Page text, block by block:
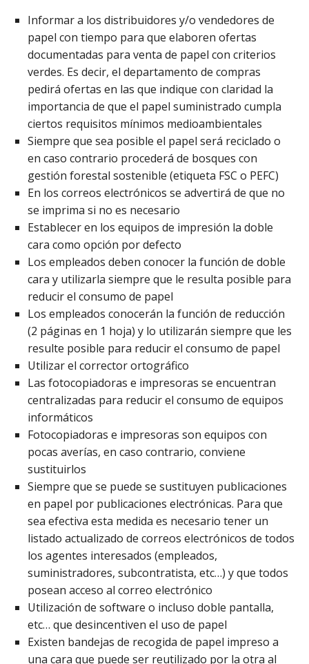
Informar a los distribuidores y/o vendedores de
papel con tiempo para que elaboren ofertas
documentadas para venta de papel con criterios
verdes. Es decir, el departamento de compras
pedirá ofertas en las que indique con claridad la
importancia de que el papel suministrado cumpla
ciertos requisitos mínimos medioambientales
Siempre que sea posible el papel será reciclado o
en caso contrario procederá de bosques con
gestión forestal sostenible (etiqueta FSC o PEFC)
En los correos electrónicos se advertirá de que no
se imprima si no es necesario
Establecer en los equipos de impresión la doble
cara como opción por defecto
Los empleados deben conocer la función de doble
cara y utilizarla siempre que le resulta posible para
reducir el consumo de papel
Los empleados conocerán la función de reducción
(2 páginas en 1 hoja) y lo utilizarán siempre que les
resulte posible para reducir el consumo de papel
Utilizar el corrector ortográfico
Las fotocopiadoras e impresoras se encuentran
centralizadas para reducir el consumo de equipos
informáticos
Fotocopiadoras e impresoras son equipos con
pocas averías, en caso contrario, conviene
sustituirlos
Siempre que se puede se sustituyen publicaciones
en papel por publicaciones electrónicas. Para que
sea efectiva esta medida es necesario tener un
listado actualizado de correos electrónicos de todos
los agentes interesados (empleados,
suministradores, subcontratista, etc…) y que todos
posean acceso al correo electrónico
Utilización de software o incluso doble pantalla,
etc… que desincentiven el uso de papel
Existen bandejas de recogida de papel impreso a
una cara que puede ser reutilizado por la otra al